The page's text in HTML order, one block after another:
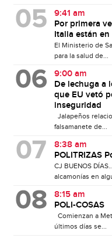
9:41 am
Por primera
Italia están
El Ministerio de
para la salud de...
9:00 am
De lechuga a
que EU vetó
inseguridad
Jalapeños
falsamanete de...
8:38 am
POLITRIZAS
CJ BUENOS
alcamonías en
8:15 am
POLI-COSAS
Comienzan a
últimos días se...